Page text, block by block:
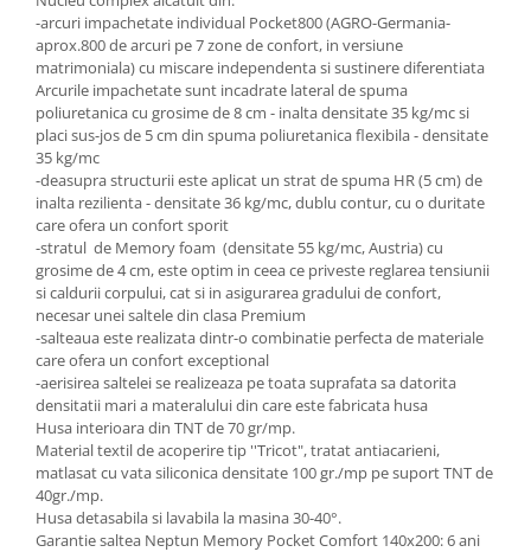
-arcuri impachetate individual Pocket800 (AGRO-Germania-
aprox.800 de arcuri pe 7 zone de confort, in versiune
matrimoniala) cu miscare independenta si sustinere diferentiata
Arcurile impachetate sunt incadrate lateral de spuma
poliuretanica cu grosime de 8 cm - inalta densitate 35 kg/mc si
placi sus-jos de 5 cm din spuma poliuretanica flexibila - densitate
35 kg/mc
-deasupra structurii este aplicat un strat de spuma HR (5 cm) de
inalta rezilienta - densitate 36 kg/mc, dublu contur, cu o duritate
care ofera un confort sporit
-stratul de Memory foam (densitate 55 kg/mc, Austria) cu
grosime de 4 cm, este optim in ceea ce priveste reglarea tensiunii
si caldurii corpului, cat si in asigurarea gradului de confort,
necesar unei saltele din clasa Premium
-salteaua este realizata dintr-o combinatie perfecta de materiale
care ofera un confort exceptional
-aerisirea saltelei se realizeaza pe toata suprafata sa datorita
densitatii mari a materalului din care este fabricata husa
Husa interioara din TNT de 70 gr/mp.
Material textil de acoperire tip ''Tricot", tratat antiacarieni,
matlasat cu vata siliconica densitate 100 gr./mp pe suport TNT de
40gr./mp.
Husa detasabila si lavabila la masina 30-40°.
Garantie saltea Neptun Memory Pocket Comfort 140x200: 6 ani